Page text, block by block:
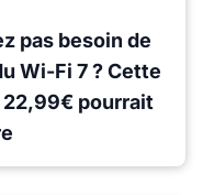
pas besoin de
Wi-Fi 7 ? Cette
22,99€ pourrait